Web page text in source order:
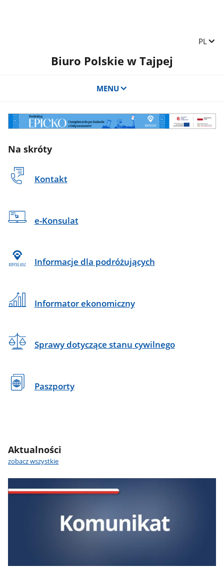
Zmień
PL
Biuro Polskie w Tajpej
MENU
Na skróty
Kontakt
e-Konsulat
Informacje dla podróżujących
Informator ekonomiczny
Sprawy dotyczące stanu cywilnego
Paszporty
Aktualności
zobacz wszystkie